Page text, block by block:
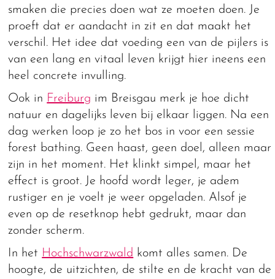
smaken die precies doen wat ze moeten doen. Je
proeft dat er aandacht in zit en dat maakt het
verschil. Het idee dat voeding een van de pijlers is
van een lang en vitaal leven krijgt hier ineens een
heel concrete invulling.
Ook in Freiburg im Breisgau merk je hoe dicht
natuur en dagelijks leven bij elkaar liggen. Na een
dag werken loop je zo het bos in voor een sessie
forest bathing. Geen haast, geen doel, alleen maar
zijn in het moment. Het klinkt simpel, maar het
effect is groot. Je hoofd wordt leger, je adem
rustiger en je voelt je weer opgeladen. Alsof je
even op de resetknop hebt gedrukt, maar dan
zonder scherm.
In het Hochschwarzwald komt alles samen. De
hoogte, de uitzichten, de stilte en de kracht van de